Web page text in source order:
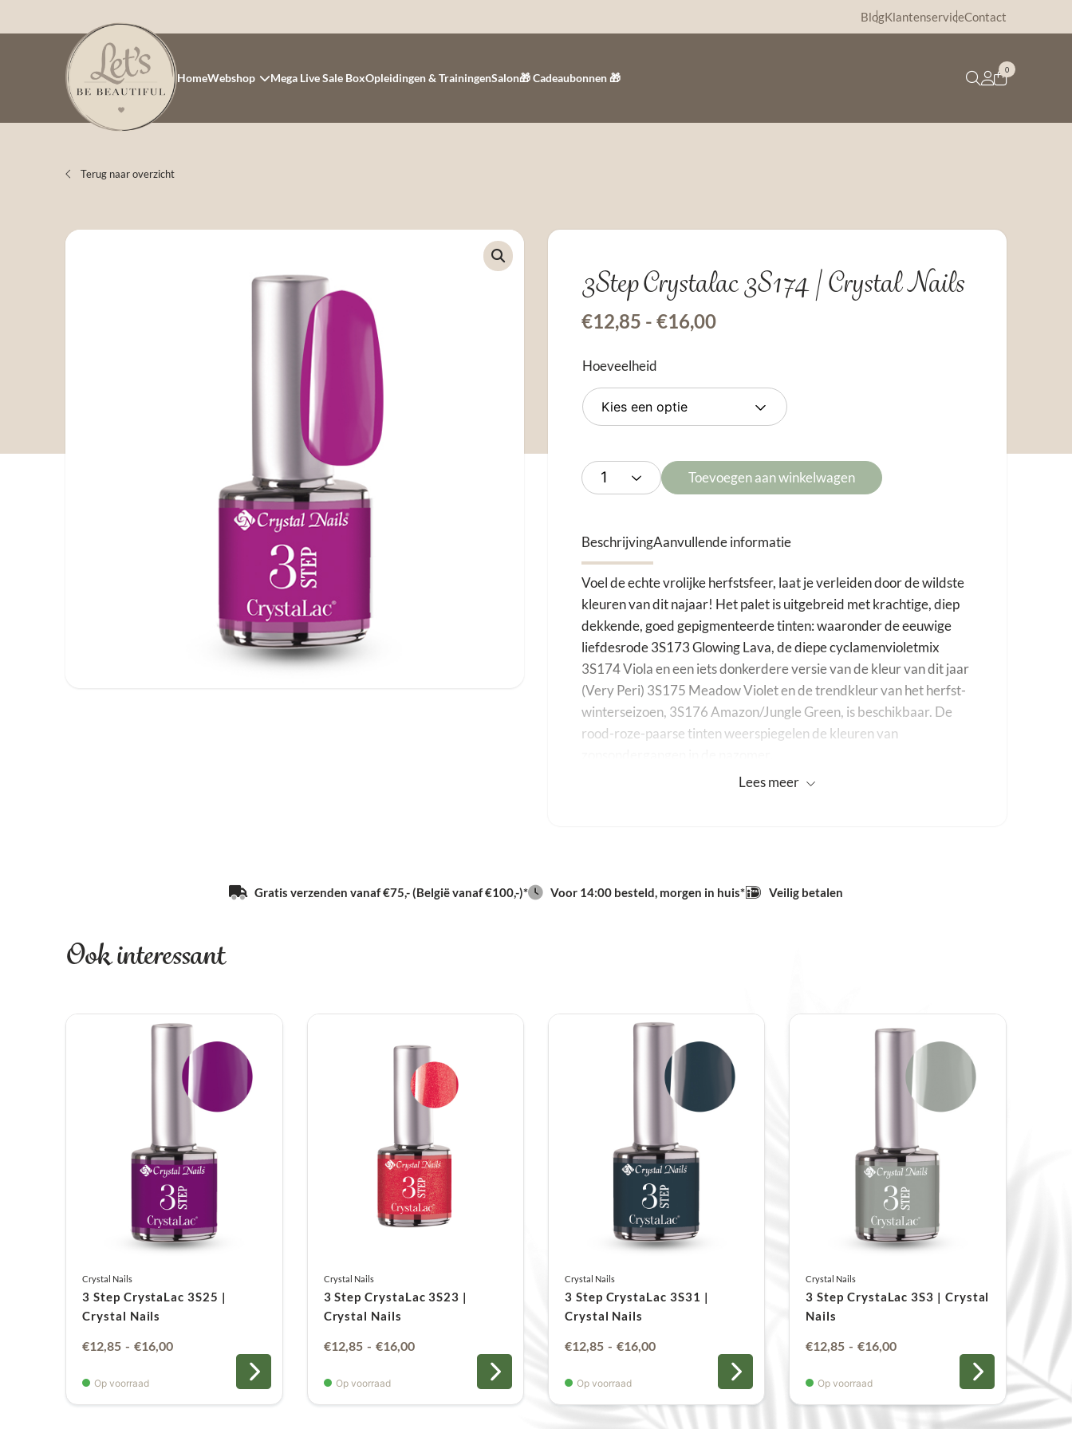
BlogKlantenserviceContact
HomeWebshop Mega Live Sale BoxOpleidingen & TrainingenSalon🎁 Cadeaubonnen 🎁
0
Terug naar overzicht
3Step Crystalac 3S174 | Crystal Nails
€12,85 - €16,00Prijsklasse:
€16,00
Hoeveelheid
Toevoegen aan winkelwagen
BeschrijvingAanvullende informatie
Voel de echte vrolijke herfstsfeer, laat je verleiden door de wildste
kleuren van dit najaar! Het palet is uitgebreid met krachtige, diep
dekkende, goed gepigmenteerde tinten: waaronder de eeuwige
liefdesrode 3S173 Glowing Lava, de diepe cyclamenvioletmix
3S174 Viola en een iets donkerdere versie van de kleur van dit jaar
(Very Peri) 3S175 Meadow Violet en de trendkleur van het herfst-
winterseizoen, 3S176 Amazon/Jungle Green, is beschikbaar. De
rood-roze-paarse tinten weerspiegelen de kleuren van
Leesmeer
Gratis verzenden vanaf €75,- (België vanaf €100,-)* Voor 14:00 besteld, morgen in huis* Veilig betalen
Ook interessant
Crystal Nails
3 Step CrystaLac 3S25 |
Crystal Nails
€12,85 - €16,00Prijsklasse:
€16,00
Op voorraad
Crystal Nails
3 Step CrystaLac 3S23 |
Crystal Nails
€12,85 - €16,00Prijsklasse:
€16,00
Op voorraad
Crystal Nails
3 Step CrystaLac 3S31 |
Crystal Nails
€12,85 - €16,00Prijsklasse:
€16,00
Op voorraad
Crystal Nails
3 Step CrystaLac 3S3 | Crystal
Nails
€12,85 - €16,00Prijsklasse:
€16,00
Op voorraad